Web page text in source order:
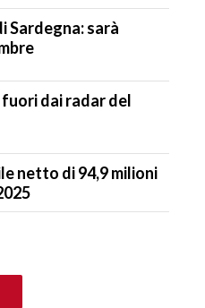
Sardegna: sarà
dai radar del
netto di 94,9 milioni